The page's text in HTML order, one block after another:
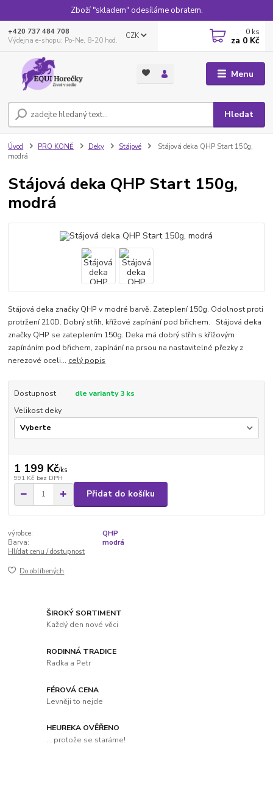
Zboží "skladem" odesíláme obratem.
Menu
CZK
Hledat
+420 737 484 708
Výdejna e-shopu: Po-Ne, 8-20 hod.
0 ks
za 0 Kč
Úvod PRO KONĚ Deky Stájové
Stájová deka QHP Start 150g,
modrá
Stájová deka QHP Start 150g,
modrá
Stájová deka značky QHP v modré barvě. Zateplení 150g. Odolnost proti
protržení 210D. Dobrý střih, křížové zapínání pod břichem. Stájová deka
značky QHP se zateplením 150g. Deka má dobrý střih s křížovým
zapínáním pod břichem, zapínání na prsou na nastavitelné přezky z
nerezové oceli... celý popis
Dostupnost
dle varianty 3 ks
Velikost deky
1 199 Kč/ks
991 Kč bez DPH
Přidat do košíku
výrobce:
QHP
Barva:
modrá
Hlídat cenu / dostupnost
Do oblíbených
ŠIROKÝ SORTIMENT
Každý den nové věci
RODINNÁ TRADICE
Radka a Petr
FÉROVÁ CENA
Levněji to nejde
HEUREKA OVĚŘENO
... protože se staráme!